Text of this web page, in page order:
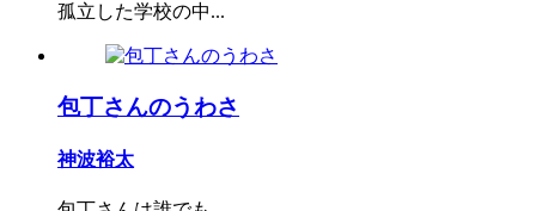
孤立した学校の中...
包丁さんのうわさ
神波裕太